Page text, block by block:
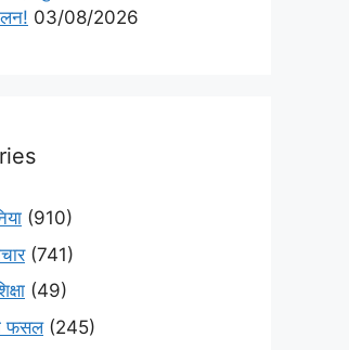
03/08/2026
(910)
(741)
(49)
फसल(245)